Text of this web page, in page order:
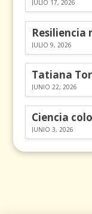
JULIO 17, 2026
JULIO 9, 2026
JUNIO 22, 2026
JUNIO 3, 2026